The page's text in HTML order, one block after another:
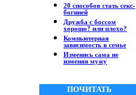
20 способов стать секс-
богиней
Дружба с боссом
хорошо? или плохо?
Компьютерная
зависимость в семье
Изменись сама не
изменяя мужу
ПОЧИТАТЬ